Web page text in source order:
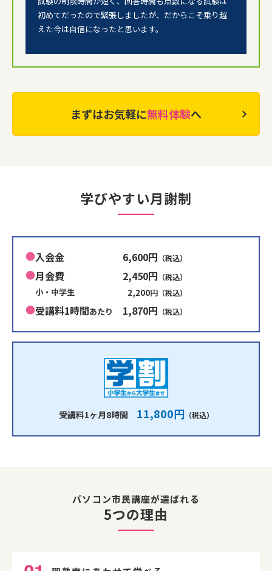
初めてだったので緊張しましたが、 だからこそ乗り越
えた今は自信になったと思います。
まずはお気軽に無料体験へ
学びやすい月謝制
入会金 6,600円 （税込）
月会費
小・中学生
2,450円 （税込）
2,200円 （税込）
受講料1時間あたり 1,870円 （税込）
受講料1ヶ月8時間 11,800円 （税込）
パソコン市民講座が選ばれる
5つの理由